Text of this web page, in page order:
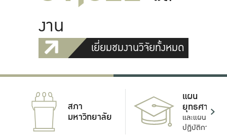
งาน
เยี่ยมชมงานวิจัยทั้งหมด
สภา
มหาวิทยาลัย
แผน
ยุทธศาสตร์
และแผน
ปฏิบัติการ